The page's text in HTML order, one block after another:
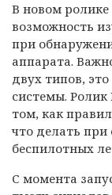
В новом
возможность
при
аппарата.
двух типов,
системы.
том, как
что делать
беспилотных
С момента